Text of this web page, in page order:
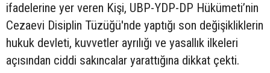
ifadelerine yer veren Kişi, UBP-YDP-DP Hükümeti’nin
Cezaevi Disiplin Tüzüğü'nde yaptığı son değişikliklerin
hukuk devleti, kuvvetler ayrılığı ve yasallık ilkeleri
açısından ciddi sakıncalar yarattığına dikkat çekti.